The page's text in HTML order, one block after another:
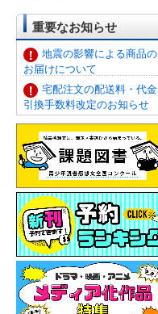
重要なお知らせ
地震の影響による商品の
お届けについて
宅配注文の配送料・代金
引換手数料改定のお知らせ